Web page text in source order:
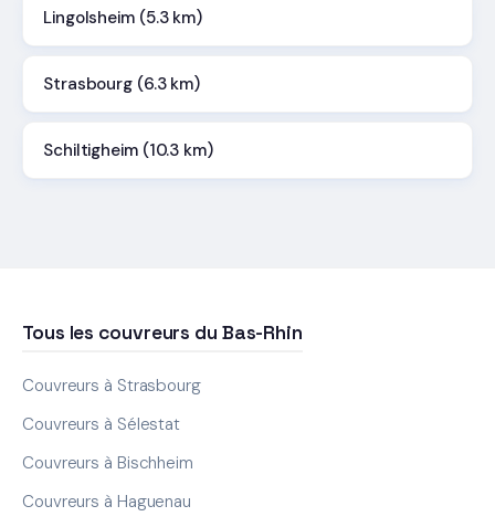
Lingolsheim (5.3 km)
Strasbourg (6.3 km)
Schiltigheim (10.3 km)
Tous les couvreurs du Bas-Rhin
Couvreurs à Strasbourg
Couvreurs à Sélestat
Couvreurs à Bischheim
Couvreurs à Haguenau